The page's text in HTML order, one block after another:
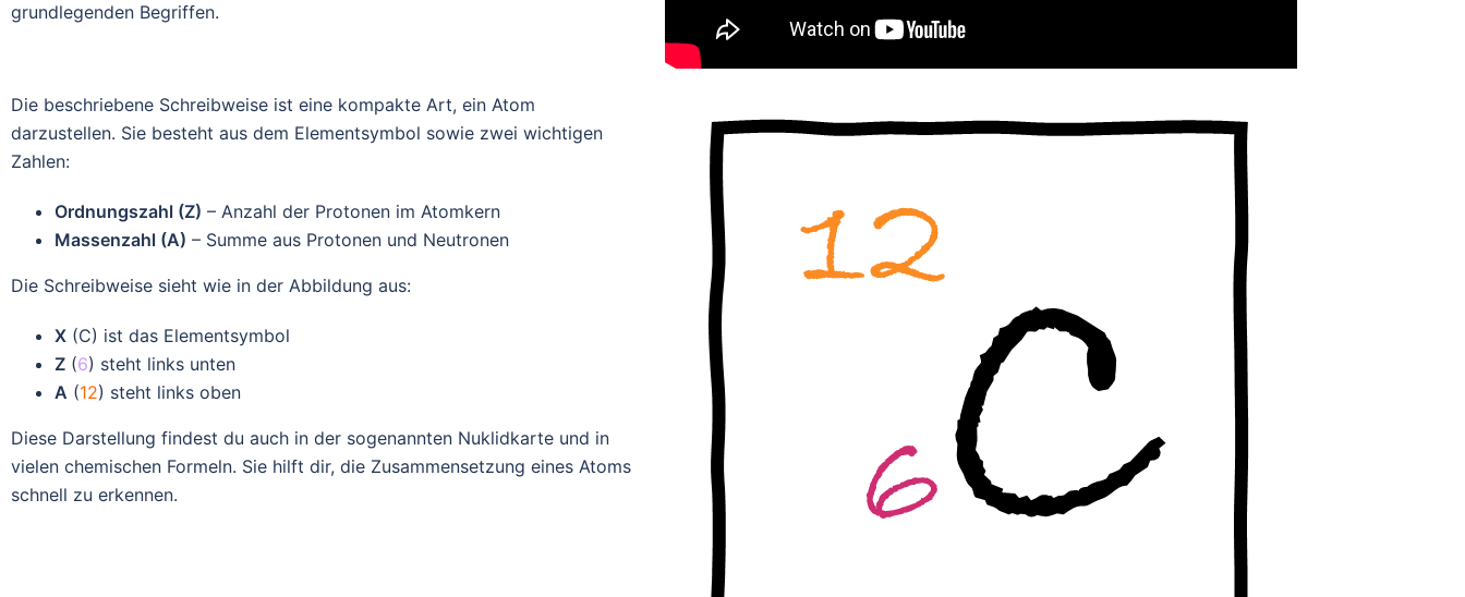
grundlegenden Begriffen.
Die beschriebene Schreibweise ist eine kompakte Art, ein Atom
darzustellen. Sie besteht aus dem Elementsymbol sowie zwei wichtigen
Zahlen:
Ordnungszahl (Z) – Anzahl der Protonen im Atomkern
Massenzahl (A) – Summe aus Protonen und Neutronen
Die Schreibweise sieht wie in der Abbildung aus:
X (C) ist das Elementsymbol
Z (6) steht links unten
A (12) steht links oben
Diese Darstellung findest du auch in der sogenannten Nuklidkarte und in
vielen chemischen Formeln. Sie hilft dir, die Zusammensetzung eines Atoms
schnell zu erkennen.